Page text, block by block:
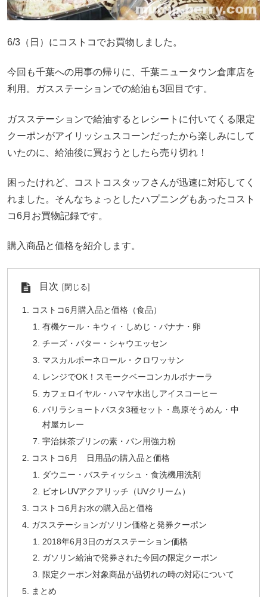
6/3（日）にコストコでお買物しました。
今回も千葉への用事の帰りに、千葉ニュータウン倉庫店を
利用。ガスステーションでの給油も3回目です。
ガスステーションで給油するとレシートに付いてくる限定
クーポンがアイリッシュスコーンだったから楽しみにして
いたのに、給油後に買おうとしたら売り切れ！
困ったけれど、コストコスタッフさんが迅速に対応してく
れました。そんなちょっとしたハプニングもあったコスト
コ6月お買物記録です。
購入商品と価格を紹介します。
目次
コストコ6月購入品と価格（食品）
有機ケール・キウィ・しめじ・バナナ・卵
チーズ・バター・シャウエッセン
マスカルポーネロール・クロワッサン
レンジでOK！スモークベーコンカルボナーラ
カフェロイヤル・ハマヤ水出しアイスコーヒー
バリラショートパスタ3種セット・島原そうめん・中
村屋カレー
宇治抹茶プリンの素・パン用強力粉
コストコ6月 日用品の購入品と価格
ダウニー・バスティッシュ・食洗機用洗剤
ビオレUVアクアリッチ（UVクリーム）
コストコ6月お水の購入品と価格
ガスステーションガソリン価格と発券クーポン
2018年6月3日のガスステーション価格
ガソリン給油で発券された今回の限定クーポン
限定クーポン対象商品が品切れの時の対応について
まとめ